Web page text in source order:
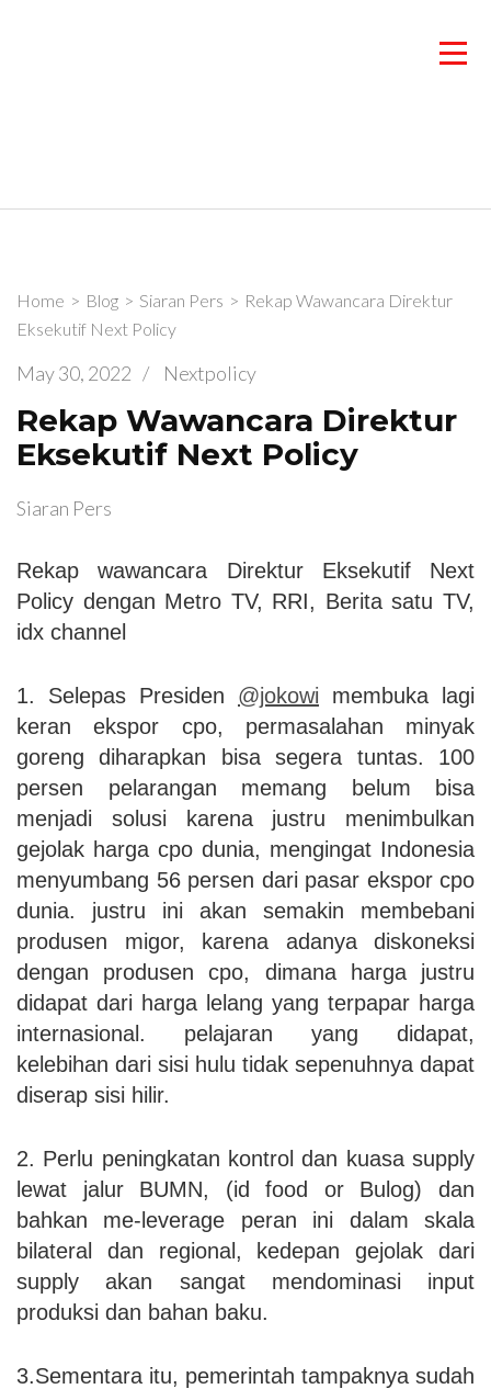
Home > Blog > Siaran Pers > Rekap Wawancara Direktur
Eksekutif Next Policy
May 30, 2022 / Nextpolicy
Rekap Wawancara Direktur
Eksekutif Next Policy
Siaran Pers
Rekap wawancara Direktur Eksekutif Next
Policy dengan Metro TV, RRI, Berita satu TV,
idx channel
1. Selepas Presiden @jokowi membuka lagi
keran ekspor cpo, permasalahan minyak
goreng diharapkan bisa segera tuntas. 100
persen pelarangan memang belum bisa
menjadi solusi karena justru menimbulkan
gejolak harga cpo dunia, mengingat Indonesia
menyumbang 56 persen dari pasar ekspor cpo
dunia. justru ini akan semakin membebani
produsen migor, karena adanya diskoneksi
dengan produsen cpo, dimana harga justru
didapat dari harga lelang yang terpapar harga
internasional. pelajaran yang didapat,
kelebihan dari sisi hulu tidak sepenuhnya dapat
diserap sisi hilir.
2. Perlu peningkatan kontrol dan kuasa supply
lewat jalur BUMN, (id food or Bulog) dan
bahkan me-leverage peran ini dalam skala
bilateral dan regional, kedepan gejolak dari
supply akan sangat mendominasi input
produksi dan bahan baku.
3.Sementara itu, pemerintah tampaknya sudah